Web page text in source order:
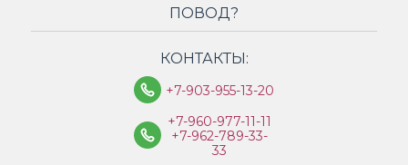
ПОВОД?
КОНТАКТЫ:
+7-903-955-13-20
+7-960-977-11-11
+7-962-789-33-
33